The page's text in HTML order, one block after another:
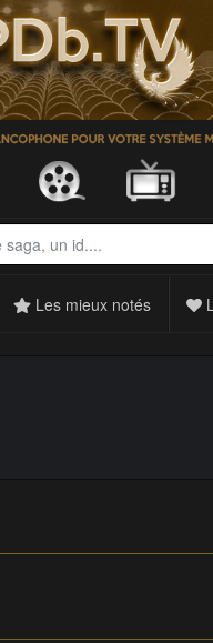
Les mieux notés